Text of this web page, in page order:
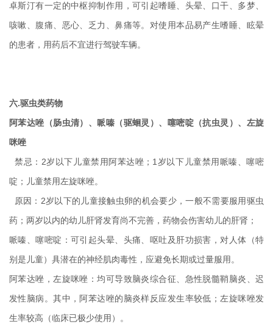
卓斯汀有一定的中枢抑制作用，可引起嗜睡、头晕、口干、多梦、
咳嗽、腹痛、恶心、乏力、鼻痛等。对使用本品易产生嗜睡、眩晕
的患者，用药后不宜进行驾驶车辆。
六.驱虫类药物
阿苯达唑（肠虫清）、哌嗪（驱蛔灵）、噻嘧啶（抗虫灵）、左旋
咪唑
禁忌：2岁以下儿童禁用阿苯达唑；1岁以下儿童禁用哌嗪、噻嘧
啶；儿童禁用左旋咪唑。
原因：2岁以下的儿童接触虫卵的机会要少，一般不需要服用驱虫
药；两岁以内的幼儿肝肾发育尚不完善，药物会伤害幼儿的肝肾；
哌嗪、噻嘧啶：可引起头晕、头痛、呕吐及肝功损害，对人体（特
别是儿童）具潜在的神经肌肉毒性，应避免长期或过量服用。
阿苯达唑，左旋咪唑：均可导致脑炎综合征、急性脱髓鞘脑炎、迟
发性脑病。其中，阿苯达唑的脑炎样反应发生率较低；左旋咪唑发
生率较高（临床已极少使用）。